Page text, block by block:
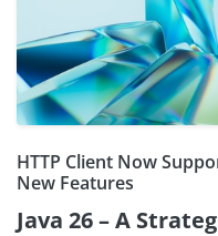
HTTP Client Now
New Features
Java 26 – A